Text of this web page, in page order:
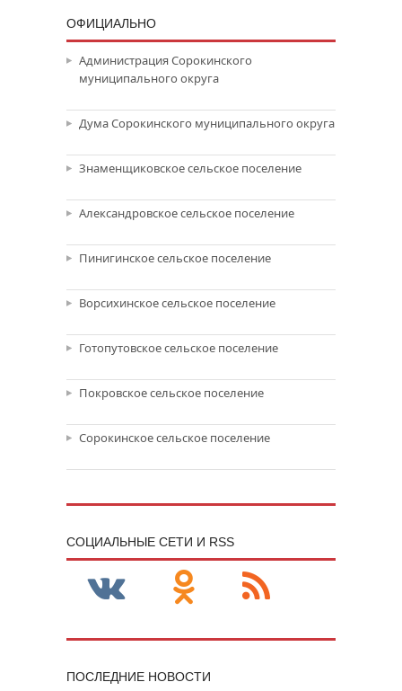
ОФИЦИАЛЬНО
Администрация Сорокинского
муниципального округа
Дума Сорокинского муниципального округа
Знаменщиковское сельское поселение
Александровское сельское поселение
Пинигинское сельское поселение
Ворсихинское сельское поселение
Готопутовское сельское поселение
Покровское сельское поселение
Сорокинское сельское поселение
CОЦИАЛЬНЫЕ СЕТИ И RSS
ПОСЛЕДНИЕ НОВОСТИ